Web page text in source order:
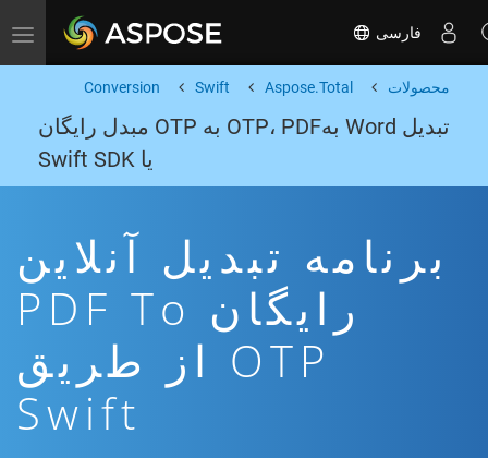
Toggle navigation فارسی
محصولات Aspose.Total
Swift
Conversion
تبدیل Word بهOTP، PDF به OTP مبدل رایگان
یا Swift SDK
برنامه تبدیل آنلاین
رایگان PDF To
OTP از طریق
Swift